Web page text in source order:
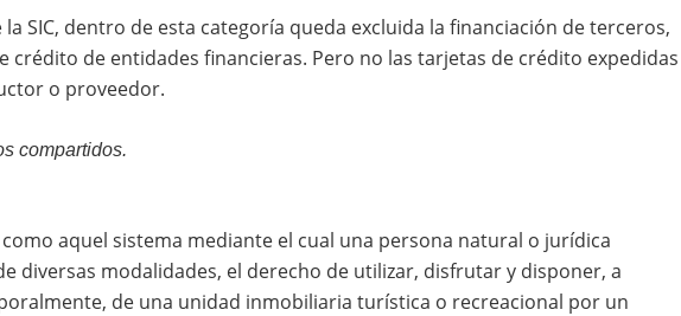
la SIC, dentro de esta categoría queda excluida la financiación de terceros,
crédito de entidades financieras. Pero no las tarjetas de crédito expedidas
o proveedor.
compartidos.
aquel sistema mediante el cual una persona natural o jurídica
diversas modalidades, el derecho de utilizar, disfrutar y disponer, a
de una unidad inmobiliaria turística o recreacional por un